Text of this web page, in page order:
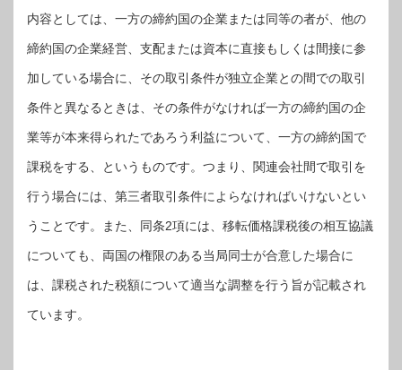
内容としては、一方の締約国の企業または同等の者が、他の
締約国の企業経営、支配または資本に直接もしくは間接に参
加している場合に、その取引条件が独立企業との間での取引
条件と異なるときは、その条件がなければ一方の締約国の企
業等が本来得られたであろう利益について、一方の締約国で
課税をする、というものです。つまり、関連会社間で取引を
行う場合には、第三者取引条件によらなければいけないとい
うことです。また、同条2項には、移転価格課税後の相互協議
についても、両国の権限のある当局同士が合意した場合に
は、課税された税額について適当な調整を行う旨が記載され
ています。